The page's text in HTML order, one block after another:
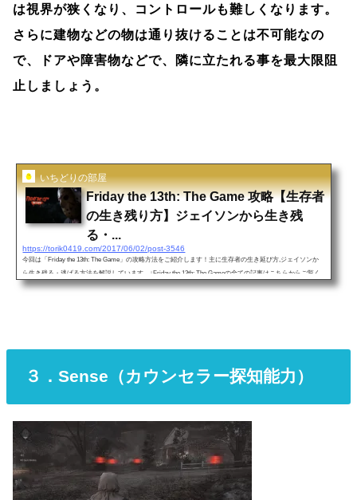
は視界が狭くなり、コントロールも難しくなります。
さらに建物などの物は通り抜けることは不可能なの
で、ドアや障害物などで、隣に立たれる事を最大限阻
止しましょう。
いちどりの部屋
Friday the 13th: The Game 攻略【生存者
の生き残り方】ジェイソンから生き残
る・...
https://torik0419.com/2017/06/02/post-3546
今回は「Friday the 13th: The Game」の攻略方法をご紹介します！主に生存者の生き延び方,ジェイソンか
ら生き残る・逃げる方法を解説しています。↓Friday the 13th: The Gameの全ての記事はこちらからご覧く
ださい＾＾ジェイソンの能力解説はこちら↓ジェイソンの能力解説 特殊能力（アビリティー）全ジェイ
３．Sense（カウンセラー探知能力）